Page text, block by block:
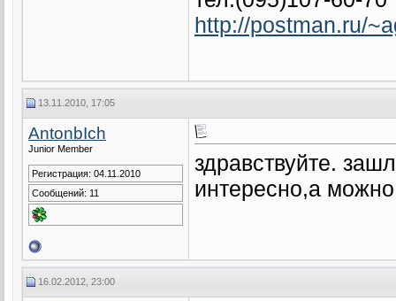
http://postman.ru/
13.11.2010, 17:05
AntonbIch
Junior Member
Регистрация: 04.11.2010
Сообщений: 11
здравствуйте.
интересно,а
16.02.2012, 23:00